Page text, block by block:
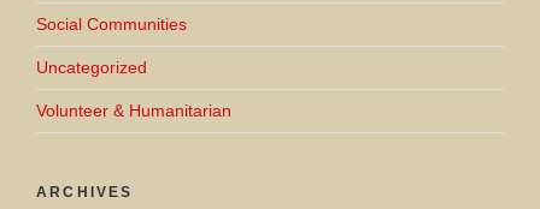
Social Communities
Uncategorized
Volunteer & Humanitarian
ARCHIVES